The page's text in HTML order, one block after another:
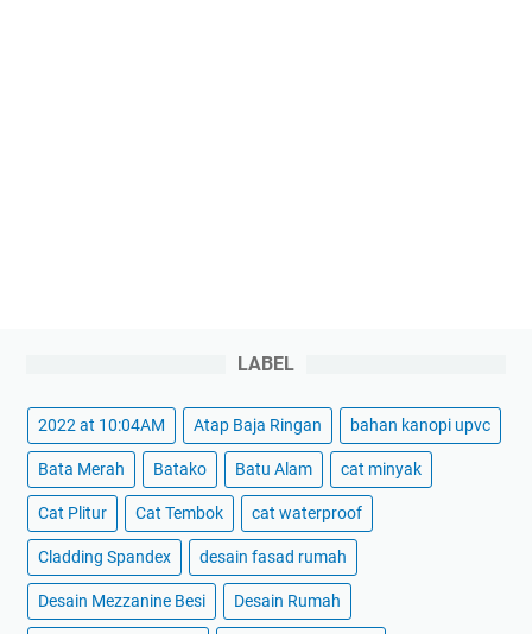
LABEL
2022 at 10:04AM Atap Baja Ringan bahan kanopi upvc
Bata Merah Batako Batu Alam cat minyak
Cat Plitur Cat Tembok cat waterproof
Cladding Spandex desain fasad rumah
Desain Mezzanine Besi Desain Rumah